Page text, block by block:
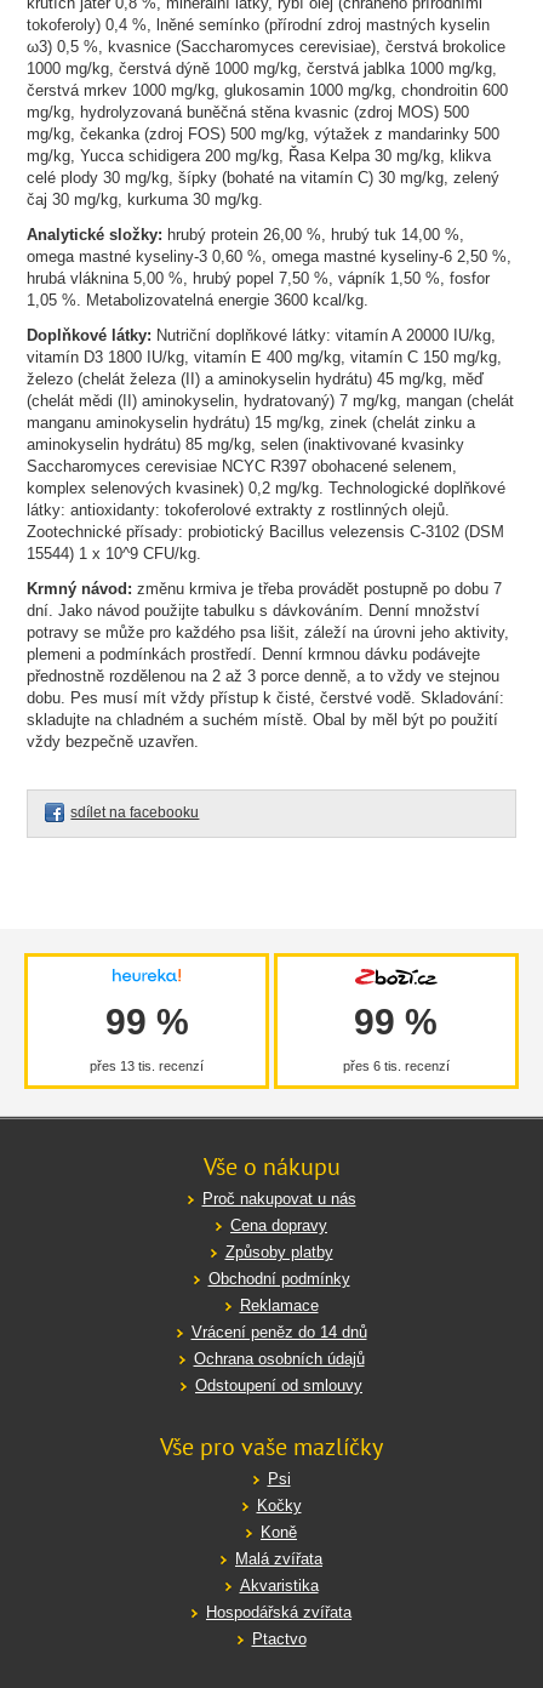
tokoferoly) 0,4 %, lněné semínko (přírodní zdroj mastných kyselin
ω3) 0,5 %, kvasnice (Saccharomyces cerevisiae), čerstvá brokolice
1000 mg/kg, čerstvá dýně 1000 mg/kg, čerstvá jablka 1000 mg/kg,
čerstvá mrkev 1000 mg/kg, glukosamin 1000 mg/kg, chondroitin 600
mg/kg, hydrolyzovaná buněčná stěna kvasnic (zdroj MOS) 500
mg/kg, čekanka (zdroj FOS) 500 mg/kg, výtažek z mandarinky 500
mg/kg, Yucca schidigera 200 mg/kg, Řasa Kelpa 30 mg/kg, klikva
celé plody 30 mg/kg, šípky (bohaté na vitamín C) 30 mg/kg, zelený
čaj 30 mg/kg, kurkuma 30 mg/kg.
Analytické složky: hrubý protein 26,00 %, hrubý tuk 14,00 %,
omega mastné kyseliny-3 0,60 %, omega mastné kyseliny-6 2,50 %,
hrubá vláknina 5,00 %, hrubý popel 7,50 %, vápník 1,50 %, fosfor
1,05 %. Metabolizovatelná energie 3600 kcal/kg.
Doplňkové látky: Nutriční doplňkové látky: vitamín A 20000 IU/kg,
vitamín D3 1800 IU/kg, vitamín E 400 mg/kg, vitamín C 150 mg/kg,
železo (chelát železa (II) a aminokyselin hydrátu) 45 mg/kg, měď
(chelát mědi (II) aminokyselin, hydratovaný) 7 mg/kg, mangan (chelát
manganu aminokyselin hydrátu) 15 mg/kg, zinek (chelát zinku a
aminokyselin hydrátu) 85 mg/kg, selen (inaktivované kvasinky
Saccharomyces cerevisiae NCYC R397 obohacené selenem,
komplex selenových kvasinek) 0,2 mg/kg. Technologické doplňkové
látky: antioxidanty: tokoferolové extrakty z rostlinných olejů.
Zootechnické přísady: probiotický Bacillus velezensis C-3102 (DSM
15544) 1 x 10^9 CFU/kg.
Krmný návod:změnu krmiva je třeba provádět postupně po dobu 7
dní. Jako návod použijte tabulku s dávkováním. Denní množství
potravy se může pro každého psa lišit, záleží na úrovni jeho aktivity,
plemeni a podmínkách prostředí. Denní krmnou dávku podávejte
přednostně rozdělenou na 2 až 3 porce denně, a to vždy ve stejnou
dobu. Pes musí mít vždy přístup k čisté, čerstvé vodě. Skladování:
skladujte na chladném a suchém místě. Obal by měl být po použití
vždy bezpečně uzavřen.
sdílet na facebooku
99 %
přes 13 tis. recenzí
99 %
přes 6 tis. recenzí
Vše o nákupu
Proč nakupovat u nás
Cena dopravy
Způsoby platby
Obchodní podmínky
Reklamace
Vrácení peněz do 14 dnů
Ochrana osobních údajů
Odstoupení od smlouvy
Vše pro vaše mazlíčky
Psi
Kočky
Koně
Malá zvířata
Akvaristika
Hospodářská zvířata
Ptactvo